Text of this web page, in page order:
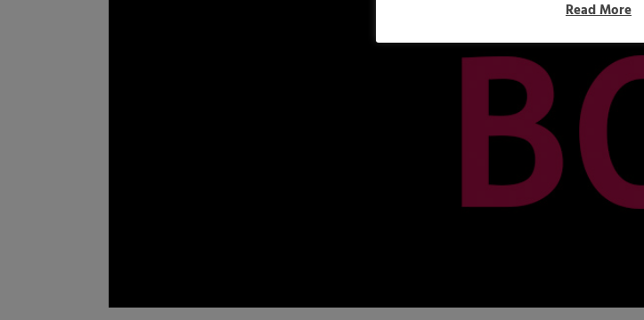
Read More